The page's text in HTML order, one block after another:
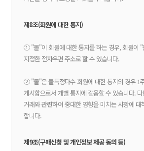
제8조(회원에 대한 통지)
① "몰"이 회원에 대한 통지를 하는 경우, 회원이
지정한 전자우편 주소로 할 수 있습니다.
② "몰"은 불특정다수 회원에 대한 통지의 경우 1
게시함으로서 개별 통지에 갈음할 수 있습니다.
거래와 관련하여 중대한 영향을 미치는 사항에 대
합니다.
제9조(구매신청 및 개인정보 제공 동의 등)